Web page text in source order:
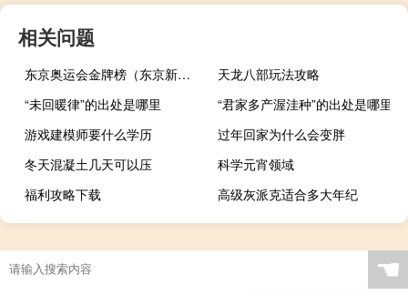
相关问题
东京奥运会金牌榜（东京新爱人）
天龙八部玩法攻略
“未回暖律”的出处是哪里
“君家多产渥洼种”的出处是哪里
游戏建模师要什么学历
过年回家为什么会变胖
冬天混凝土几天可以压
科学元宵领域
福利攻略下载
高级灰派克适合多大年纪
☚